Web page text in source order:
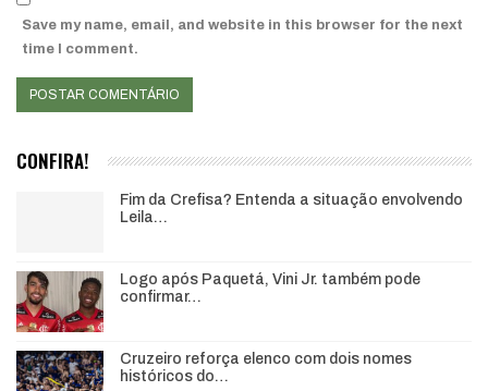
Save my name, email, and website in this browser for the next
time I comment.
CONFIRA!
Fim da Crefisa? Entenda a situação envolvendo
Leila…
Logo após Paquetá, Vini Jr. também pode
confirmar…
Cruzeiro reforça elenco com dois nomes
históricos do…